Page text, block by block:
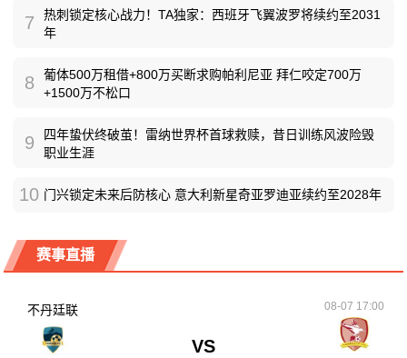
7
热刺锁定核心战力！TA独家：西班牙飞翼波罗将续约至2031
年
8
葡体500万租借+800万买断求购帕利尼亚 拜仁咬定700万
+1500万不松口
9
四年蛰伏终破茧！雷纳世界杯首球救赎，昔日训练风波险毁
职业生涯
10 门兴锁定未来后防核心 意大利新星奇亚罗迪亚续约至2028年
赛事直播
不丹廷联
VS
08-07 17:00